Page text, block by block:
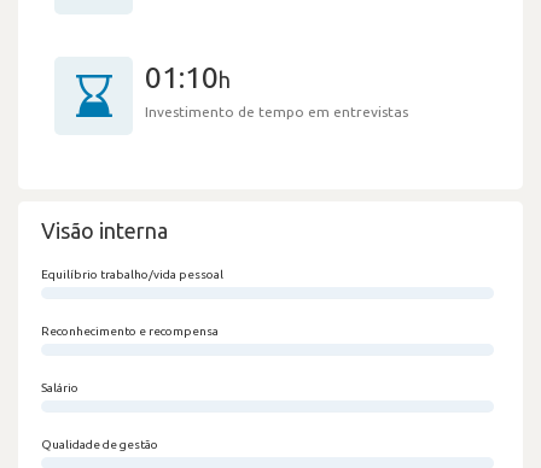
01:10h
Investimento de tempo em entrevistas
Visão interna
Equilíbrio trabalho/vida pessoal
Reconhecimento e recompensa
Salário
Qualidade de gestão